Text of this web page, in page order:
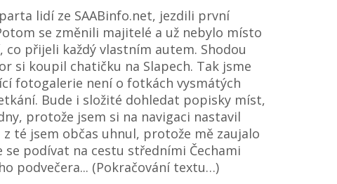
lidí ze SAABinfo.net, jezdili první
se změnili majitelé a už nebylo místo
přijeli každý vlastním autem. Shodou
si koupil chatičku na Slapech. Tak jsme
fotogalerie není o fotkách vysmátých
Bude i složité dohledat popisky míst,
protože jsem si na navigaci nastavil
té jsem občas uhnul, protože mě zaujalo
se podívat na cestu středními Čechami
podvečera... (Pokračování textu…)